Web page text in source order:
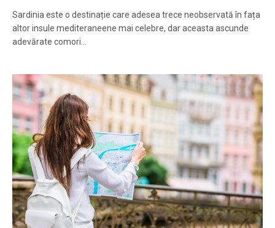
Sardinia este o destinație care adesea trece neobservată în fața
altor insule mediteraneene mai celebre, dar aceasta ascunde
adevărate comori…